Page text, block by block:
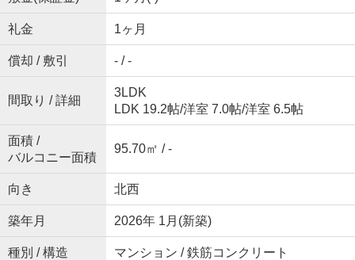
礼金 1ヶ月
償却 / 敷引 - / -
間取り / 詳細
3LDK
LDK 19.2帖/洋室 7.0帖/洋室 6.5帖
面積 /
バルコニー面積
95.70㎡ / -
向き 北西
築年月 2026年 1月(新築)
種別 / 構造 マンション / 鉄筋コンクリート